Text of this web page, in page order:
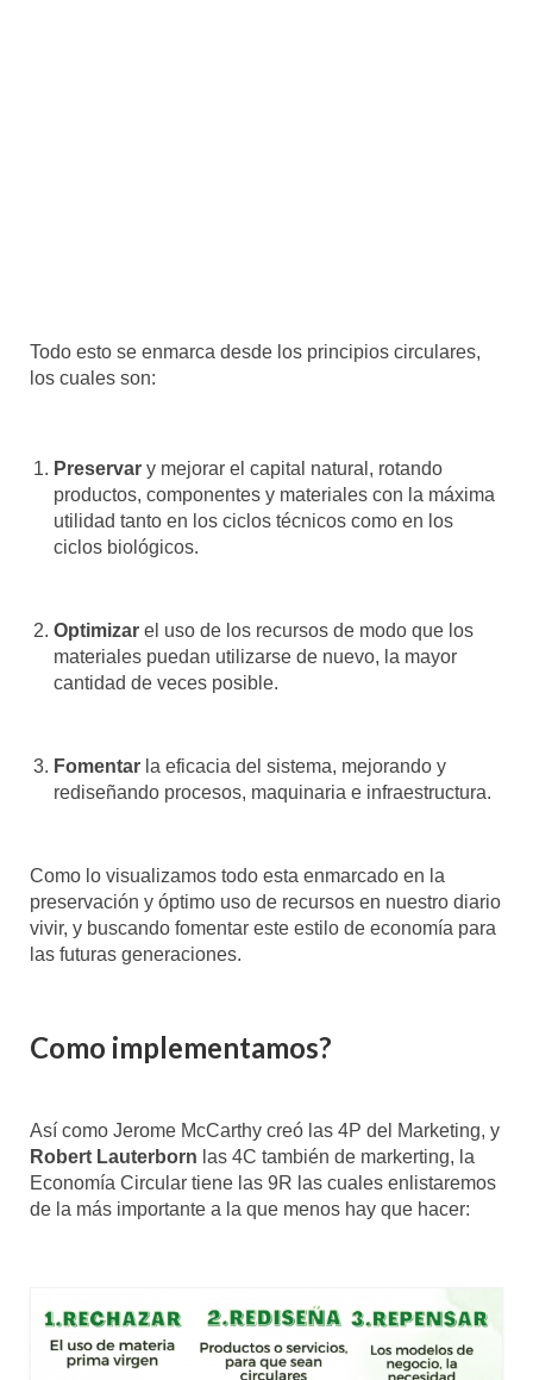
Todo esto se enmarca desde los principios circulares,
los cuales son:
Preservar y mejorar el capital natural, rotando
productos, componentes y materiales con la máxima
utilidad tanto en los ciclos técnicos como en los
ciclos biológicos.
Optimizar el uso de los recursos de modo que los
materiales puedan utilizarse de nuevo, la mayor
cantidad de veces posible.
Fomentar la eficacia del sistema, mejorando y
rediseñando procesos, maquinaria e infraestructura.
Como lo visualizamos todo esta enmarcado en la
preservación y óptimo uso de recursos en nuestro diario
vivir, y buscando fomentar este estilo de economía para
las futuras generaciones.
Como implementamos?
Así como Jerome McCarthy creó las 4P del Marketing, y
Robert Lauterborn las 4C también de markerting, la
Economía Circular tiene las 9R las cuales enlistaremos
de la más importante a la que menos hay que hacer: